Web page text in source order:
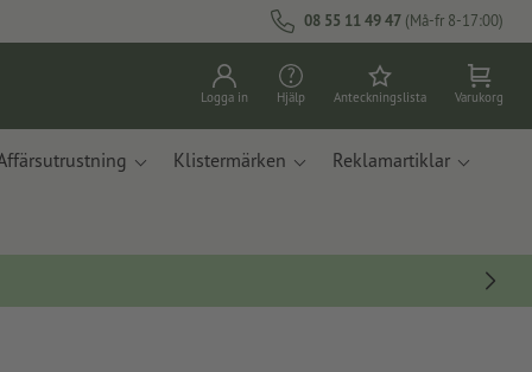
08 55 11 49 47 (Må-fr 8-17:00)
Logga in Hjälp Anteckningslista Varukorg
Klistermärken Reklamartiklar